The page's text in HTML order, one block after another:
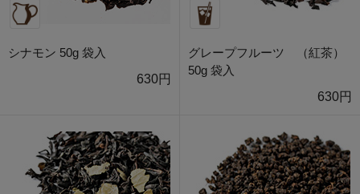
シナモン 50g 袋入
630円
グレープフルーツ （紅茶）
50g 袋入
630円